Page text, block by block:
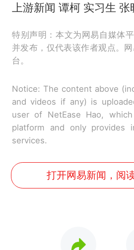
上游新闻 谭柯 实习生 张
特别声明：本文为网易自媒体
并发布，仅代表该作者观点。
台。
Notice: The content above
and videos if any) is
user of NetEase Hao,
platform and only provides
services.
打开网易新闻，阅